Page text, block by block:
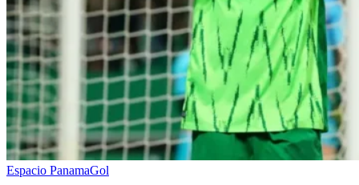
Espacio PanamaGol